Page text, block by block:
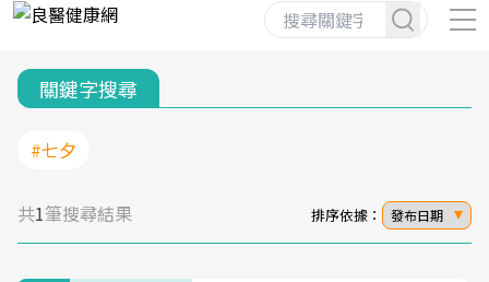
關鍵字搜尋
#七夕
共1筆搜尋結果 排序依據： 發布日期